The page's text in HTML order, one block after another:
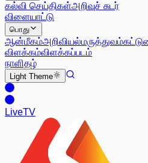
கல்வி செய்திகள்அறிவுச் சுடர்
விளையாட்டு
பொது
ஆன்மீகம்அறிவியல்மருத்துவம்
விளக்கம்விளக்கப்படம்
நாளிதழ்
Light Theme
LiveTV